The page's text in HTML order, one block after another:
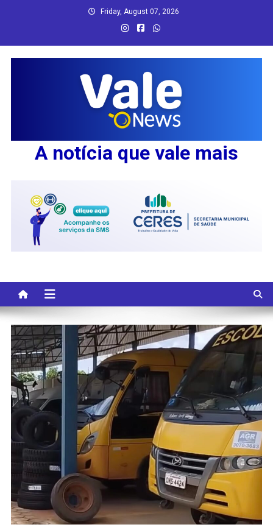
Friday, August 07, 2026
A notícia que vale mais